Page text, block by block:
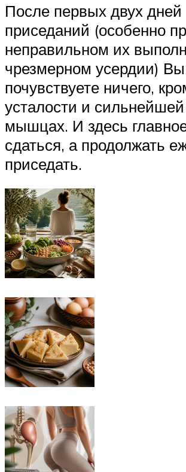
После первых двух дней
приседаний (особенно
неправильном их
чрезмерном усердии)
почувствуете ничего,
усталости и
мышцах. И здесь
сдаться, а продолжать
приседать.